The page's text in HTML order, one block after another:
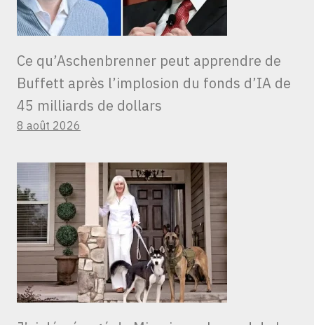
Ce qu’Aschenbrenner peut apprendre de
Buffett après l’implosion du fonds d’IA de
45 milliards de dollars
8 août 2026